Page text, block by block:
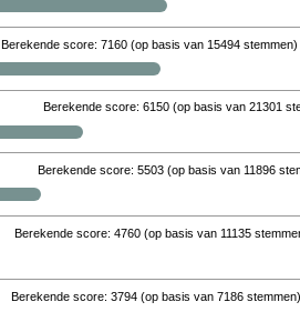
Berekende score: 7160(op basis van 15494 stemmen)
Berekende score: 6150(op basis van 21301
Berekende score: 5503(op basis van 11896
Berekende score: 4760(op basis van 11135
Berekende score: 3794(op basis van 7186 stemmen)